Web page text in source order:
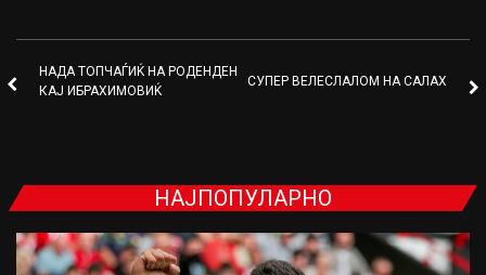
НАДА ТОПЧАЃИЌ НА РОДЕНДЕН
КАЈ ИБРАХИМОВИЌ
СУПЕР ВЕЛЕСЛАЛОМ НА САЛАХ
НАЈПОПУЛАРНО